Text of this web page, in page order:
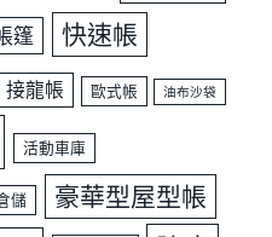
篷 快速帳
接龍帳 歐式帳 油布沙袋
活動車庫
儲 豪華型屋型帳